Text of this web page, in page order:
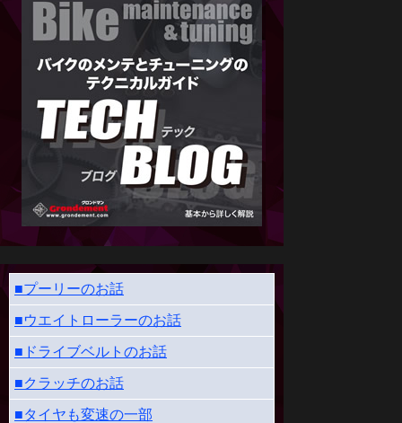
■プーリーのお話
■ウエイトローラーのお話
■ドライブベルトのお話
■クラッチのお話
■タイヤも変速の一部